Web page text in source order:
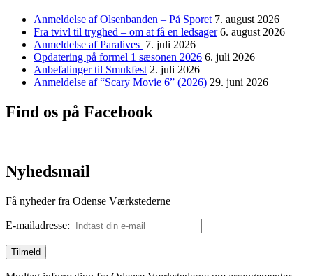
Anmeldelse af Olsenbanden – På Sporet 7. august 2026
Fra tvivl til tryghed – om at få en ledsager 6. august 2026
Anmeldelse af Paralives 7. juli 2026
Opdatering på formel 1 sæsonen 2026 6. juli 2026
Anbefalinger til Smukfest 2. juli 2026
Anmeldelse af “Scary Movie 6” (2026) 29. juni 2026
Find os på Facebook
Nyhedsmail
Få nyheder fra Odense Værkstederne
E-mailadresse: